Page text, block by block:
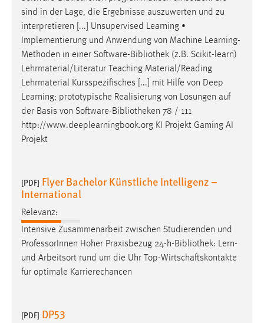
sind in der Lage, die Ergebnisse auszuwerten und zu
interpretieren [...] Unsupervised Learning •
Implementierung und Anwendung von Machine Learning-
Methoden in einer Software-Bibliothek (z.B. Scikit-learn)
Lehrmaterial/Literatur Teaching Material/Reading
Lehrmaterial Kursspezifisches [...] mit Hilfe von Deep
Learning; prototypische Realisierung von Lösungen auf
der Basis von Software-Bibliotheken 78 / 111
http://www.deeplearningbook.org KI Projekt Gaming AI
Projekt
[PDF] Flyer Bachelor Künstliche Intelligenz –
International
Relevanz:
Intensive Zusammenarbeit zwischen Studierenden und
ProfessorInnen Hoher Praxisbezug 24-h-Bibliothek: Lern-
und Arbeitsort rund um die Uhr Top-Wirtschaftskontakte
für optimale Karrierechancen
[PDF] DP53